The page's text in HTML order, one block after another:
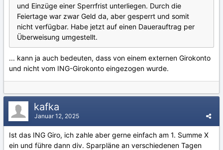
und Einzüge einer Sperrfrist unterliegen. Durch die
Feiertage war zwar Geld da, aber gesperrt und somit
nicht verfügbar. Habe jetzt auf einen Dauerauftrag per
Überweisung umgestellt.
... kann ja auch bedeuten, dass von einem externen Girokonto
und nicht vom ING-Girokonto eingezogen wurde.
kafka
Januar 12, 2025
Ist das ING Giro, ich zahle aber gerne einfach am 1. Summe X
ein und führe dann div. Sparpläne an verschiedenen Tagen